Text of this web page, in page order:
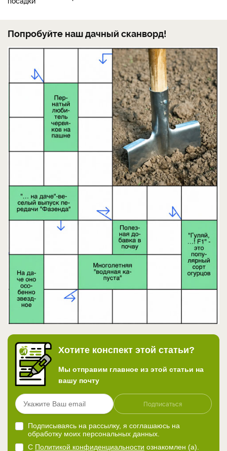
Попробуйте наш дачный сканворд!
Хотите конспект этой статьи?
Мы отправим главное из этой статьи на
вашу почту
Подписаться
Подписываясь на рассылку, я соглашаюсь на
обработку моих персональных данных.
С Политикой конфиденциальности ознакомлен (а).